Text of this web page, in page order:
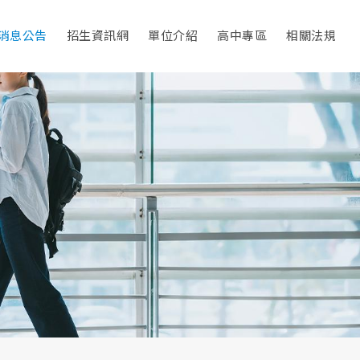
息公告 招生資訊網 單位介紹 高中專區 相關法規